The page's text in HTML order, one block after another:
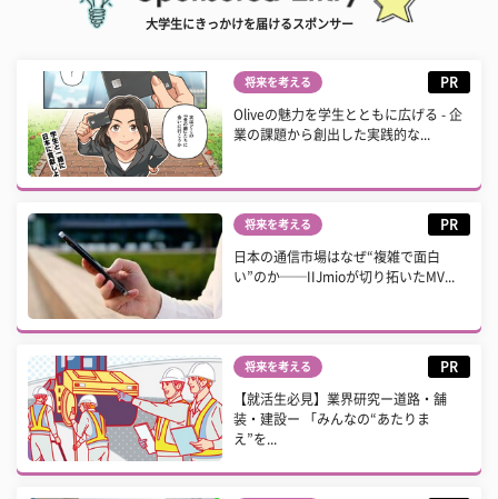
大学生にきっかけを届けるスポンサー
将来を考える PR
Oliveの魅力を学生とともに広げる - 企
業の課題から創出した実践的な...
将来を考える PR
日本の通信市場はなぜ“複雑で面白
い”のか──IIJmioが切り拓いたMV...
将来を考える PR
【就活生必見】業界研究ー道路・舗
装・建設ー 「みんなの“あたりま
え”を...